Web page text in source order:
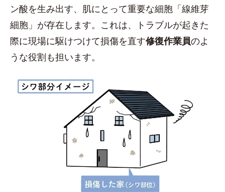
ン酸を生み出す、肌にとって重要な細胞「線維芽
細胞」が存在します。これは、トラブルが起きた
際に現場に駆けつけて損傷を直す修復作業員のよ
うな役割も担います。